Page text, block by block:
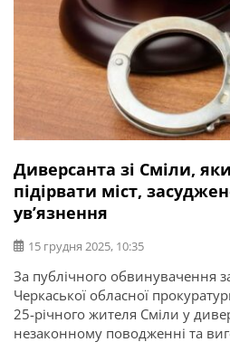
Диверсанта зі Сміли,
підірвати міст,
ув’язнення
15 грудня 2025, 10:35
За публічного обвинувачення
Черкаської обласної
25-річного жителя Сміли у
незаконному поводженні та